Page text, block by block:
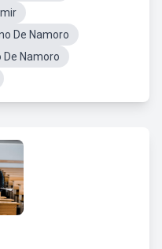
De Namoro
Namoro